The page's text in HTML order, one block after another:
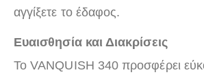
αγγίξετε το έδαφος.
Ευαισθησία και Διακρίσεις
Το VANQUISH 340 προσφέρει